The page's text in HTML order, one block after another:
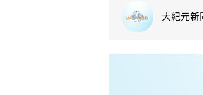
大紀元新